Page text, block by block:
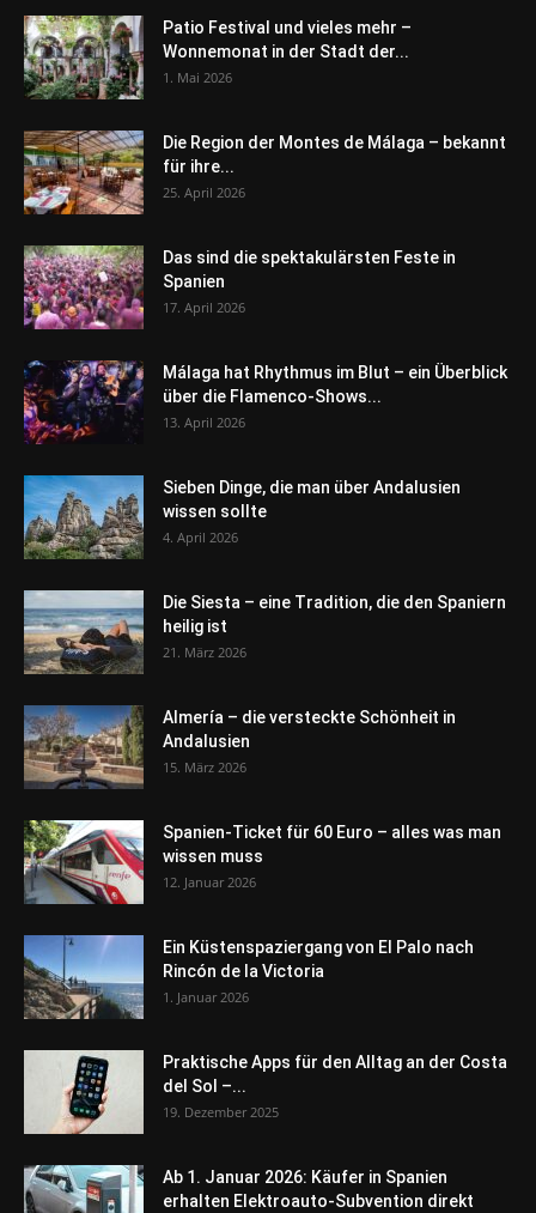
Patio Festival und vieles mehr –
Wonnemonat in der Stadt der...
1. Mai 2026
Die Region der Montes de Málaga – bekannt
für ihre...
25. April 2026
Das sind die spektakulärsten Feste in
Spanien
17. April 2026
Málaga hat Rhythmus im Blut – ein Überblick
über die Flamenco-Shows...
13. April 2026
Sieben Dinge, die man über Andalusien
wissen sollte
4. April 2026
Die Siesta – eine Tradition, die den Spaniern
heilig ist
21. März 2026
Almería – die versteckte Schönheit in
Andalusien
15. März 2026
Spanien-Ticket für 60 Euro – alles was man
wissen muss
12. Januar 2026
Ein Küstenspaziergang von El Palo nach
Rincón de la Victoria
1. Januar 2026
Praktische Apps für den Alltag an der Costa
del Sol –...
19. Dezember 2025
Ab 1. Januar 2026: Käufer in Spanien
erhalten Elektroauto-Subvention direkt